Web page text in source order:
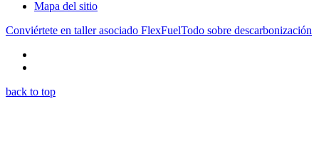
Mapa del sitio
Conviértete en taller asociado FlexFuelTodo sobre descarbonización
back to top